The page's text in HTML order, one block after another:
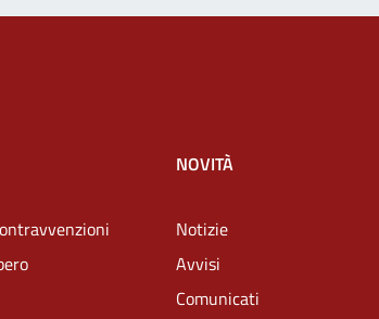
NOVITÀ
Notizie
Avvisi
Comunicati